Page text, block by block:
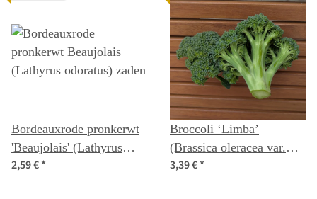
Bordeauxrode pronkerwt
'Beaujolais' (Lathyrus
odoratus) zaden
2,59 €*
Broccoli ‘Limba’
(Brassica oleracea var.
italica) biologisch zaad
3,39 €*